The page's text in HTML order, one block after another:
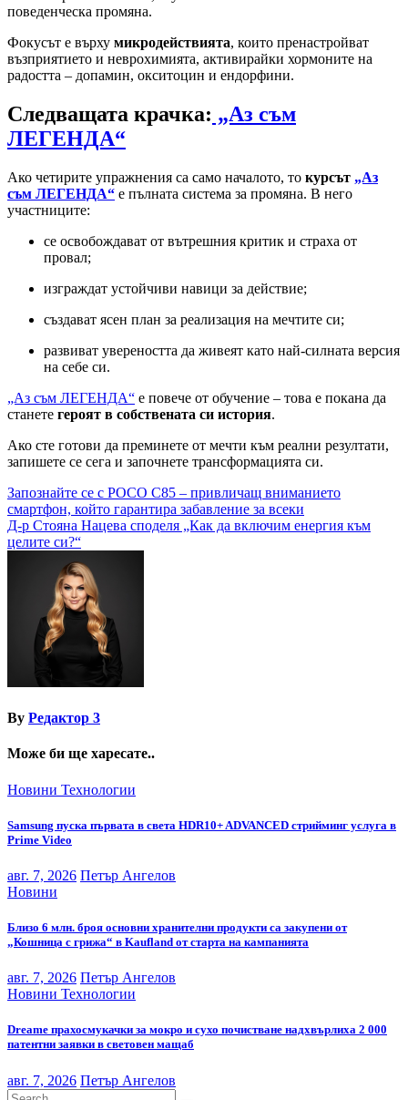
поведенческа промяна.
Фокусът е върху микродействията, които пренастройват
възприятието и неврохимията, активирайки хормоните на
радостта – допамин, окситоцин и ендорфини.
Следващата крачка: „Аз съм
ЛЕГЕНДА“
Ако четирите упражнения са само началото, то курсът „Аз
съм ЛЕГЕНДА“ е пълната система за промяна. В него
участниците:
се освобождават от вътрешния критик и страха от
провал;
изграждат устойчиви навици за действие;
създават ясен план за реализация на мечтите си;
развиват увереността да живеят като най-силната версия
на себе си.
„Аз съм ЛЕГЕНДА“ е повече от обучение – това е покана да
станете героят в собствената си история.
Ако сте готови да преминете от мечти към реални резултати,
запишете се сега и започнете трансформацията си.
Навигация
Запознайте се с POCO C85 – привличащ вниманието
смартфон, който гарантира забавление за всеки
Д-р Стояна Нацева споделя „Как да включим енергия към
целите си?“
By Редактор 3
Може би ще харесате..
Новини Технологии
Samsung пуска първата в света HDR10+ ADVANCED стрийминг услуга в
Prime Video
авг. 7, 2026 Петър Ангелов
Новини
Близо 6 млн. броя основни хранителни продукти са закупени от
„Кошница с грижа“ в Kaufland от старта на кампанията
авг. 7, 2026 Петър Ангелов
Новини Технологии
Dreame прахосмукачки за мокро и сухо почистване надхвърлиха 2 000
патентни заявки в световен мащаб
авг. 7, 2026 Петър Ангелов